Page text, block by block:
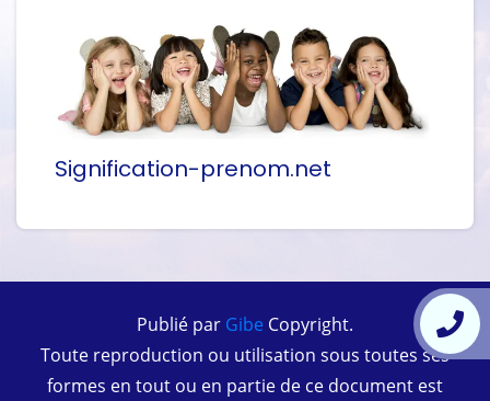
Signification-prenom.net
Publié par Gibe Copyright.
Toute reproduction ou utilisation sous toutes ses
formes en tout ou en partie de ce document est